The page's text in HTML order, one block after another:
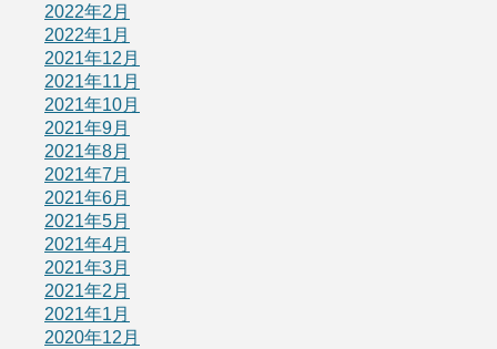
2022年2月
2022年1月
2021年12月
2021年11月
2021年10月
2021年9月
2021年8月
2021年7月
2021年6月
2021年5月
2021年4月
2021年3月
2021年2月
2021年1月
2020年12月